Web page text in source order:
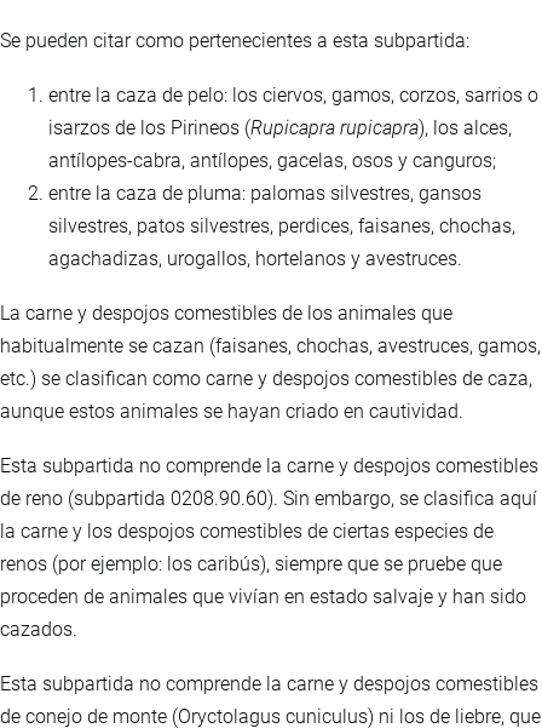
Se pueden citar como pertenecientes a esta subpartida:
entre la caza de pelo: los ciervos, gamos, corzos, sarrios o
isarzos de los Pirineos (Rupicapra rupicapra), los alces,
antílopes-cabra, antílopes, gacelas, osos y canguros;
entre la caza de pluma: palomas silvestres, gansos
silvestres, patos silvestres, perdices, faisanes, chochas,
agachadizas, urogallos, hortelanos y avestruces.
La carne y despojos comestibles de los animales que
habitualmente se cazan (faisanes, chochas, avestruces, gamos,
etc.) se clasifican como carne y despojos comestibles de caza,
aunque estos animales se hayan criado en cautividad.
Esta subpartida no comprende la carne y despojos comestibles
de reno (subpartida 0208.90.60). Sin embargo, se clasifica aquí
la carne y los despojos comestibles de ciertas especies de
renos (por ejemplo: los caribús), siempre que se pruebe que
proceden de animales que vivían en estado salvaje y han sido
cazados.
Esta subpartida no comprende la carne y despojos comestibles
de conejo de monte (Oryctolagus cuniculus) ni los de liebre, que